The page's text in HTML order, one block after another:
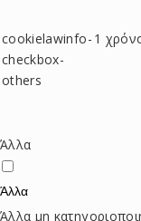
cookielawinfo-
checkbox-
others
1
Άλλα
Άλλα
Άλλα μη